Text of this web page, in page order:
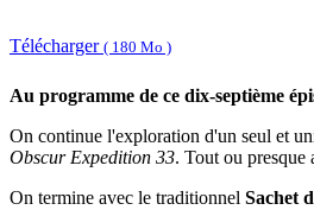
Télécharger ( 180 Mo )
Au programme de ce dix-septième
On continue l'exploration d'un seul et
Obscur Expedition 33. Tout ou presque
On termine avec le traditionnel Sachet